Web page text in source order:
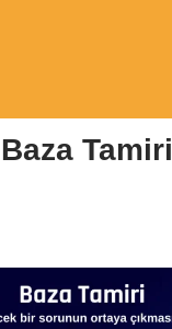
Tamiri